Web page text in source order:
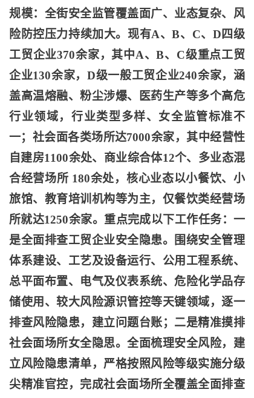
规模：全街安全监管覆盖面广、业态复杂、风
险防控压力持续加大。现有A、B、C、D四级
工贸企业370余家，其中A、B、C级重点工贸
企业130余家，D级一般工贸企业240余家，涵
盖高温熔融、粉尘涉爆、医药生产等多个高危
行业领域，行业类型多样、女全监管标准不
一；社会面各类场所达7000余家，其中经营性
自建房1100余处、商业综合体12个、多业态混
合经营场所 180余处，核心业态以小餐饮、小
旅馆、教育培训机构等为主，仅餐饮类经营场
所就达1250余家。重点完成以下工作任务：一
是全面排查工贸企业安全隐患。围绕安全管理
体系建设、工艺及设备运行、公用工程系统、
总平面布置、电气及仪表系统、危险化学品存
储使用、较大风险源识管控等天键领域，逐一
排查风险隐患，建立问题台账；二是精准摸排
社会面场所女全隐思。全面梳理安全风险，建
立风险隐患清单，严格按照风险等级实施分级
尖精准官控，完成社会面场所全覆盖全面排查